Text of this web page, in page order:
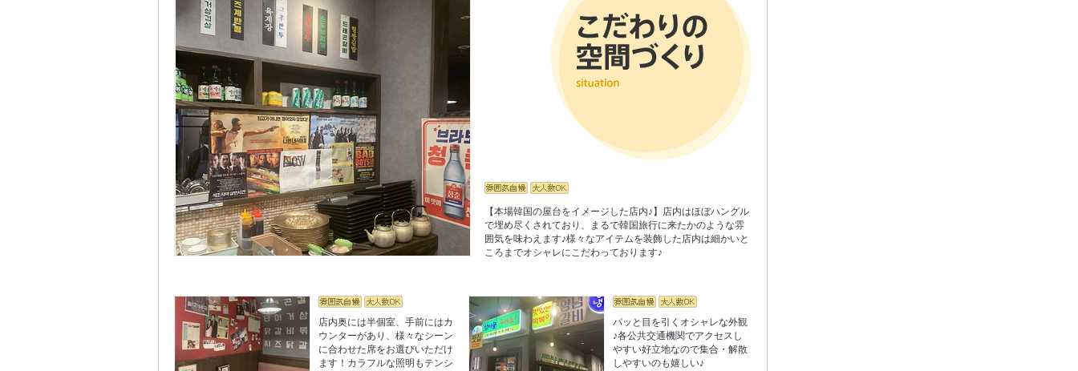
【本場韓国の屋台をイメージした店内♪】店内はほぼハングル
で埋め尽くされており、まるで韓国旅行に来たかのような雰
囲気を味わえます♪様々なアイテムを装飾した店内は細かいと
ころまでオシャレにこだわっております♪
店内奥には半個室、手前にはカ
ウンターがあり、様々なシーン
に合わせた席をお選びいただけ
ます！カラフルな照明もテンシ
パッと目を引くオシャレな外観
♪各公共交通機関でアクセスし
やすい好立地なので集合・解散
しやすいのも嬉しい♪